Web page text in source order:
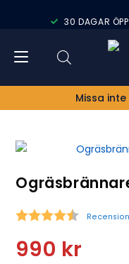
30 DAGAR
Missa
990 kr